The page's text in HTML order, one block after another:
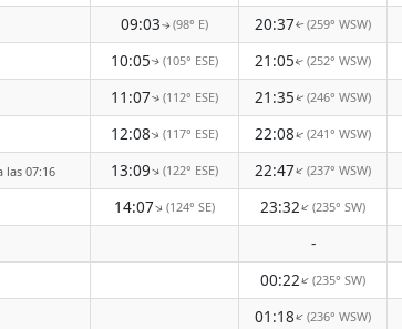
09:03↑(98° E) 20:37↑(259° WSW)
10:05↑(105° ESE) 21:05↑(252° WSW)
11:07↑(112° ESE) 21:35↑(246° WSW)
12:08↑(117° ESE) 22:08↑(241° WSW)
las 07:16 13:09↑(122° ESE) 22:47↑(237° WSW)
14:07↑(124° SE) 23:32↑(235° SW)
-
00:22↑(235° SW)
01:18↑(236° WSW)